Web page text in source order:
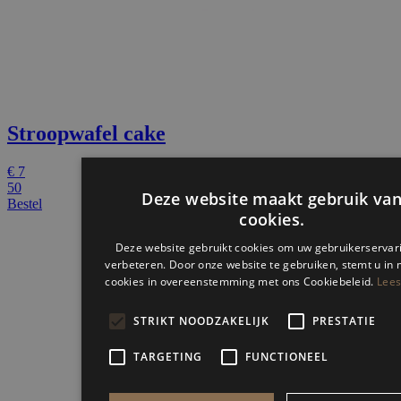
Stroopwafel cake
€ 7
50
Bestel
Deze website maakt gebruik
cookies.
Deze website gebruikt cookies om uw
verbeteren. Door onze website te gebruiken, stemt u in
cookies in overeenstemming met ons Cookiebeleid.
STRIKT NOODZAKELIJK PRESTATIE
TARGETING FUNCTIONEEL